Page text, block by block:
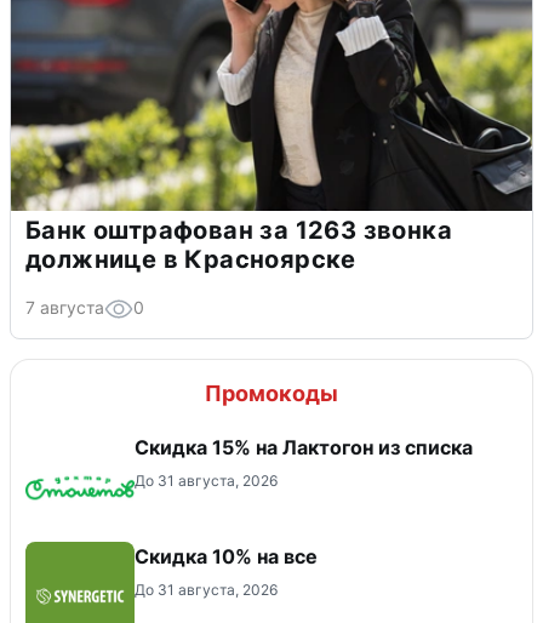
Банк оштрафован за 1263 звонка
должнице в Красноярске
7 августа 0
Промокоды
Скидка 15% на Лактогон из списка
До 31 августа, 2026
Скидка 10% на все
До 31 августа, 2026